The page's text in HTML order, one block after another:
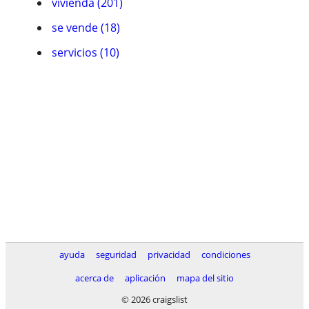
se vende (18)
servicios (10)
ayuda seguridad privacidad
condiciones
acerca de
aplicación
mapa del sitio
© 2026 craigslist